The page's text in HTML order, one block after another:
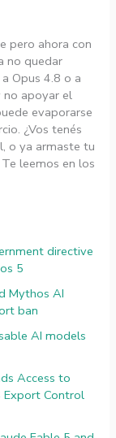
pero ahora con
no quedar
Opus 4.8 o a
no apoyar el
evaporarse
¿Vos tenés
o ya armaste tu
leemos en los
directive
5
Mythos AI
ban
AI models
Access to
Export Control